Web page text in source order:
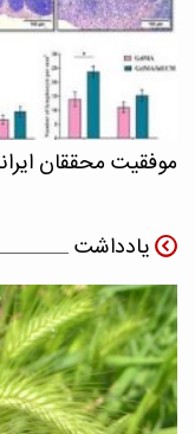
موفقیت محققان
یادداشت